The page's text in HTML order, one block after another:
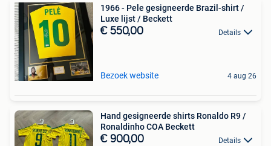
1966 - Pele gesigneerde Brazil-shirt /
Luxe lijst / Beckett
€ 550,00 Details
Bezoek website 4 aug 26
Hand gesigneerde shirts Ronaldo R9 /
Ronaldinho COA Beckett
€ 900,00 Details